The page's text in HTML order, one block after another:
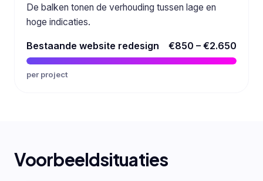
De balken tonen de verhouding tussen lage en
hoge indicaties.
Bestaande website redesign €850 – €2.650
per project
Voorbeeldsituaties